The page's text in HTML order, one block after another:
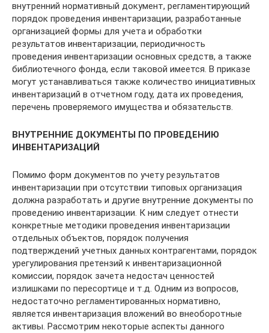
внутренний нормативный документ, регламентирующий
порядок проведения инвентаризации, разработанные
организацией формы для учета и обработки
результатов инвентаризации, периодичность
проведения инвентаризации основных средств, а также
библиотечного фонда, если таковой имеется. В приказе
могут устанавливаться также количество инициативных
инвентаризаций в отчетном году, дата их проведения,
перечень проверяемого имущества и обязательств.
ВНУТРЕННИЕ ДОКУМЕНТЫ ПО ПРОВЕДЕНИЮ
ИНВЕНТАРИЗАЦИЙ
Помимо форм документов по учету результатов
инвентаризации при отсутствии типовых организация
должна разработать и другие внутренние документы по
проведению инвентаризации. К ним следует отнести
конкретные методики проведения инвентаризации
отдельных объектов, порядок получения
подтверждений учетных данных контрагентами, порядок
урегулирования претензий к инвентаризационной
комиссии, порядок зачета недостач ценностей
излишками по пересортице и т.д. Одним из вопросов,
недостаточно регламентированных нормативно,
является инвентаризация вложений во внеоборотные
активы. Рассмотрим некоторые аспекты данного